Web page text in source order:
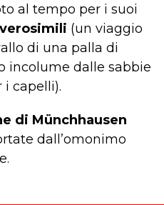
al tempo per i suoi
(un viaggio
di una palla di
incolume dalle sabbie
capelli).
di Münchhausen
dall’omonimo